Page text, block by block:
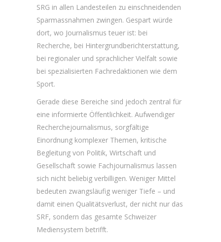
SRG in allen Landesteilen zu einschneidenden
Sparmassnahmen zwingen. Gespart würde
dort, wo Journalismus teuer ist: bei
Recherche, bei Hintergrundberichterstattung,
bei regionaler und sprachlicher Vielfalt sowie
bei spezialisierten Fachredaktionen wie dem
Sport.
Gerade diese Bereiche sind jedoch zentral für
eine informierte Öffentlichkeit. Aufwendiger
Recherchejournalismus, sorgfältige
Einordnung komplexer Themen, kritische
Begleitung von Politik, Wirtschaft und
Gesellschaft sowie Fachjournalismus lassen
sich nicht beliebig verbilligen. Weniger Mittel
bedeuten zwangsläufig weniger Tiefe – und
damit einen Qualitätsverlust, der nicht nur das
SRF, sondern das gesamte Schweizer
Mediensystem betrifft.